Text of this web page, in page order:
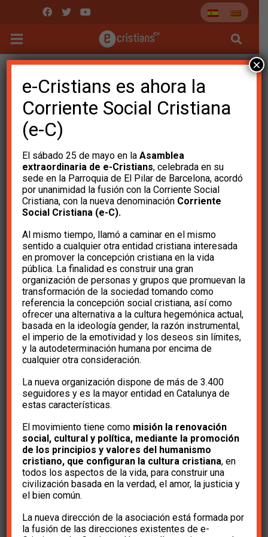
¿Están preparando la
legalización de la
pedofilia?
hace 4 años e-Cristians
Apreciado amigo/Apreciada amiga de e-
Pese a que existe el diario de sesiones y que
las palabras dicen lo que dicen, se ha volcado
mucha tinta de calamar sobre las declaraciones
de Irene Montero en relación a los niños,
hechas en sede parlamentaria. Para que no
e-Cristians es ahora la
Corriente Social Cristiana
(e-C)
El sábado 25 de mayo en laAsamblea
extraordinaria de e-Cristians, celebrada en su
sede en la Parroquia de El Pilar de Barcelona, ​​acordó
por unanimidad la fusión con la Corriente Social
Cristiana, con la nueva denominación Corriente
Social Cristiana (e-C).
Al mismo tiempo, llamó a caminar en el mismo
sentido a cualquier otra entidad cristiana interesada
en promover la concepción cristiana en la vida
pública. La finalidad es construir una gran
organización de personas y grupos que promuevan la
transformación de la sociedad tomando como
referencia la concepción social cristiana, así como
ofrecer una alternativa a la cultura hegemónica actual,
basada en la ideología gender, la razón instrumental,
el imperio de la emotividad y los deseos sin límites,
y la autodeterminación humana por encima de
cualquier otra consideración.
La nueva organización dispone de más de 3.400
seguidores y es la mayor entidad en Catalunya de
estas características.
El movimiento tiene como misión la renovación
social, cultural y política, mediante la promoción
de los principios y valores del humanismo
cristiano, que configuran la cultura cristiana, en
todos los aspectos de la vida, para construir una
civilización basada en la verdad, el amor, la justicia y
el bien común.
La nueva dirección de la asociación está formada por
la fusión de las direcciones existentes de e-
×